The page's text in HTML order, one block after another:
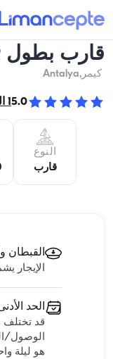
قارب بطول 19 متر - في كيمر
كيمر ,Antalya
5.0
1
النوع
قارب
القبطان
الإيجار
الحد
قد تختلف
الوصول/
هو ليلة